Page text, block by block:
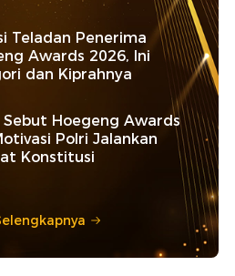
Teladan Penerima
Awards 2026, Ini
dan Kiprahnya
Sebut Hoegeng Awards
Polri Jalankan
Konstitusi